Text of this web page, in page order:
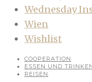
Wednesday
Wien
Wishlist
COOPERATION
ESSEN UND
REISEN